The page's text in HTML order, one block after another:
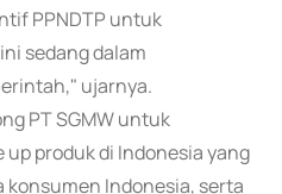
PPNDTP untuk
sedang dalam
ujarnya.
PT SGMW untuk
produk di Indonesia yang
Indonesia, serta